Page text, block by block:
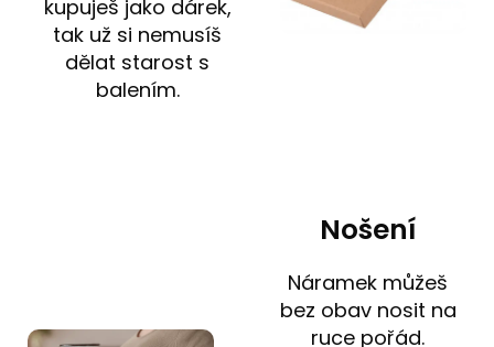
kupuješ jako dárek,
tak už si nemusíš
dělat starost s
balením.
Nošení
Náramek můžeš
bez obav nosit na
ruce pořád.